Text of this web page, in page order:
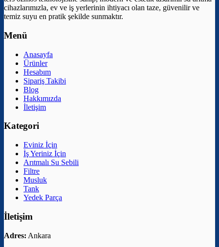
cihazlarımızla, ev ve iş yerlerinin ihtiyacı olan taze, güvenilir ve
temiz suyu en pratik şekilde sunmaktır.
Menü
Anasayfa
Ürünler
Hesabım
Sipariş Takibi
Blog
Hakkımızda
İletişim
Kategori
Eviniz İçin
İş Yeriniz İçin
Arıtmalı Su Sebili
Filtre
Musluk
Tank
Yedek Parça
İletişim
Adres: Ankara